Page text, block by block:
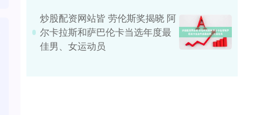
炒股配资网站皆 劳伦斯奖揭晓 阿
尔卡拉斯和萨巴伦卡当选年度最
佳男、女运动员